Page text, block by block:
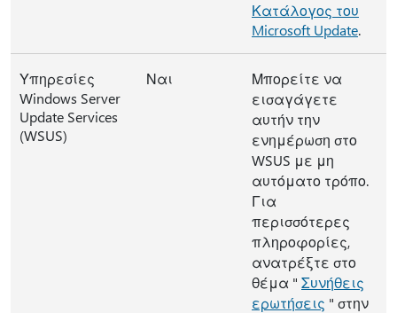
Κατάλογος του
Microsoft Update.
Υπηρεσίες
Windows Server
Update Services
(WSUS)
Ναι
Μπορείτε να
εισαγάγετε
αυτήν την
ενημέρωση στο
WSUS με μη
αυτόματο τρόπο.
Για
περισσότερες
πληροφορίες,
ανατρέξτε στο
θέμα " Συνήθεις
ερωτήσεις " στην